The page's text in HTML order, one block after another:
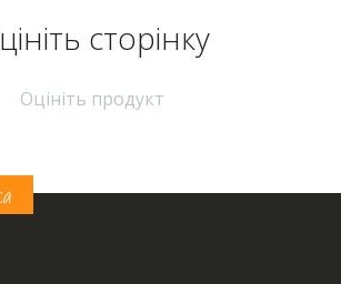
cторінку
Оцініть продукт